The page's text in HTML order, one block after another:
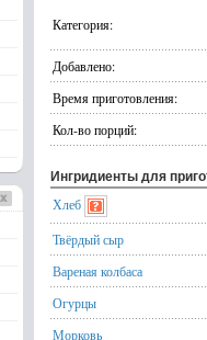
Категория:
Добавлено:
Время приготовления:
Кол-во порций:
Ингридиенты для
Хлеб
Твёрдый сыр
Вареная колбаса
Огурцы
Морковь